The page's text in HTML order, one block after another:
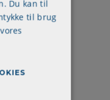
Du kan til
til brug